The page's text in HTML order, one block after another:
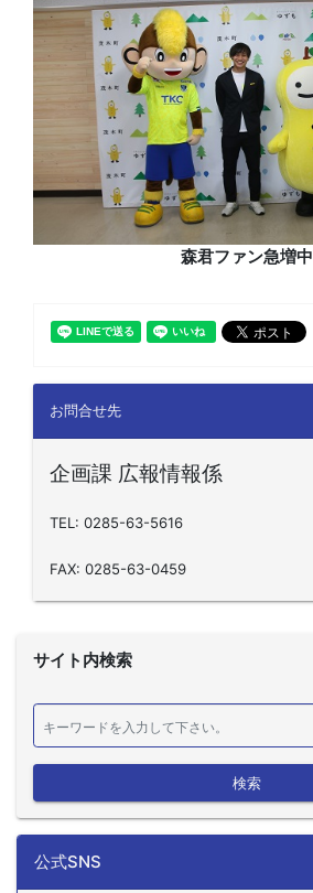
森君ファン急増中
お問合せ先
企画課 広報情報係
TEL: 0285-63-5616
FAX: 0285-63-0459
サイト内検索
検索
公式SNS